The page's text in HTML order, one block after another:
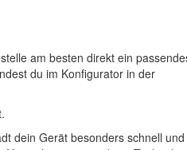
am besten direkt ein
du im Konfigurator in der
dein Gerät besonders schnell und